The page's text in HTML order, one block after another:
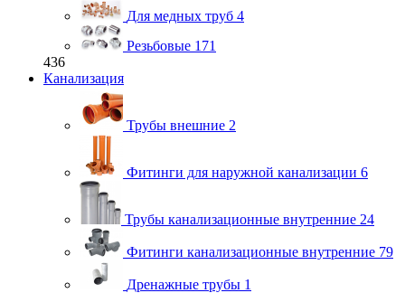
Для медных труб 4
Резьбовые 171
436
Канализация
Трубы внешние 2
Фитинги для наружной канализации 6
Трубы канализационные внутренние 24
Фитинги канализационные внутренние 79
Дренажные трубы 1